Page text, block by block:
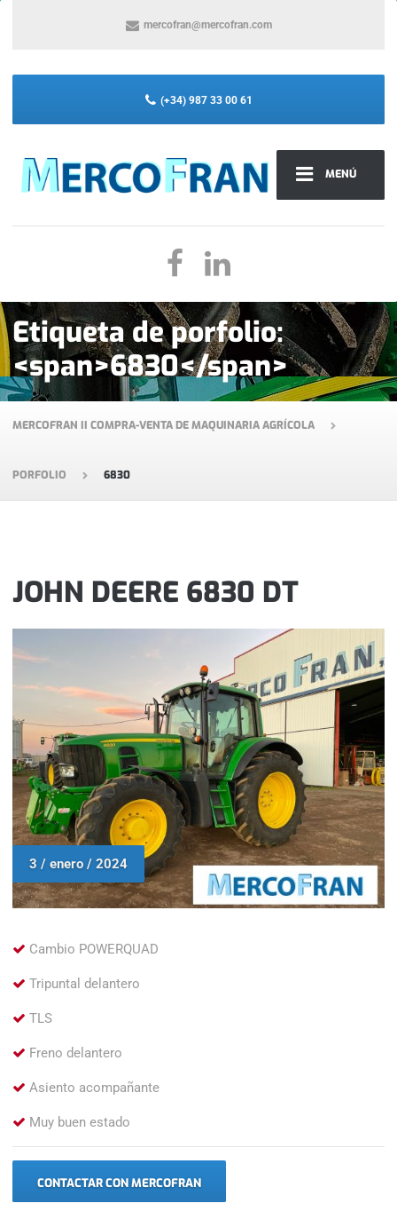
MENÚ
mercofran@mercofran.com
(+34) 987 33 00 61
Etiqueta de porfolio:
<span>6830</span>
MERCOFRAN II COMPRA-VENTA DE MAQUINARIA AGRÍCOLA
PORFOLIO 6830
JOHN DEERE 6830 DT
3 / enero / 2024
Cambio POWERQUAD
Tripuntal delantero
TLS
Freno delantero
Asiento acompañante
Muy buen estado
CONTACTAR CON MERCOFRAN